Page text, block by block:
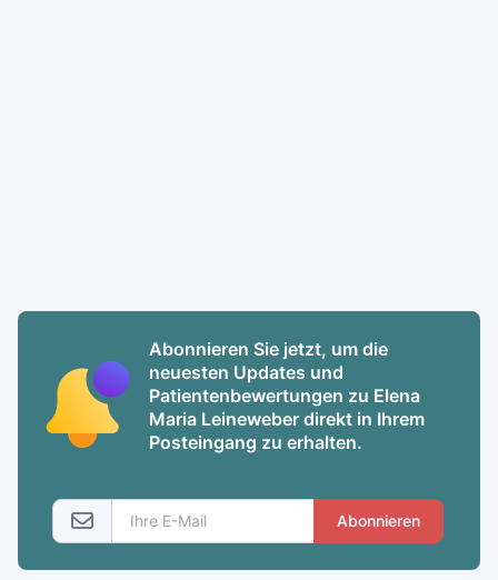
Abonnieren Sie jetzt, um die
neuesten Updates und
Patientenbewertungen zu Elena
Maria Leineweber direkt in Ihrem
Posteingang zu erhalten.
Abonnieren